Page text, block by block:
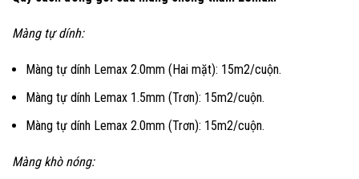
Màng tự dính:
Màng tự dính Lemax 2.0mm (Hai mặt): 15m2/cuộn.
Màng tự dính Lemax 1.5mm (Trơn): 15m2/cuộn.
Màng tự dính Lemax 2.0mm (Trơn): 15m2/cuộn.
Màng khò nóng: